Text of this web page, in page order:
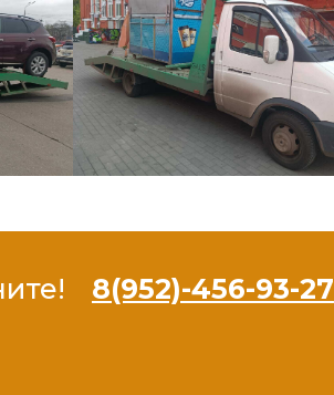
8(952)-456-93-27